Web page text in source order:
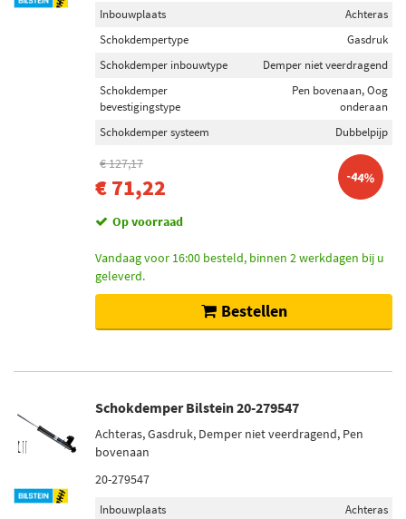
Inbouwplaats
Achteras
Schokdempertype
Gasdruk
Schokdemper inbouwtype
Demper niet veerdragend
Schokdemper
bevestigingstype
Pen bovenaan, Oog
onderaan
Schokdemper systeem
Dubbelpijp
€ 127,17
€ 71,22 -44%
Op voorraad
Vandaag voor 16:00 besteld, binnen 2 werkdagen bij u
geleverd.
Bestellen
Schokdemper Bilstein 20-279547
Achteras, Gasdruk, Demper niet veerdragend, Pen
bovenaan
20-279547
Inbouwplaats
Achteras